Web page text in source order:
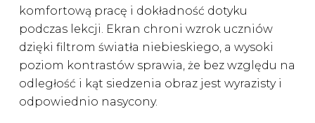
komfortową pracę i dokładność dotyku
podczas lekcji. Ekran chroni wzrok uczniów
dzięki filtrom światła niebieskiego, a wysoki
poziom kontrastów sprawia, że bez względu na
odległość i kąt siedzenia obraz jest wyrazisty i
odpowiednio nasycony.